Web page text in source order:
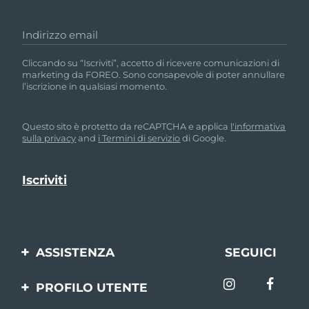
Indirizzo email
Cliccando su “Iscriviti”, accetto di ricevere comunicazioni di
marketing da FOREO. Sono consapevole di poter annullare
l’iscrizione in qualsiasi momento.
Questo sito è protetto da reCAPTCHA e applica l'informativa
sulla privacyand i Termini di serviziodi Google.
ASSISTENZA
Contattaci
SEGUICI
PROFILO UTENTE